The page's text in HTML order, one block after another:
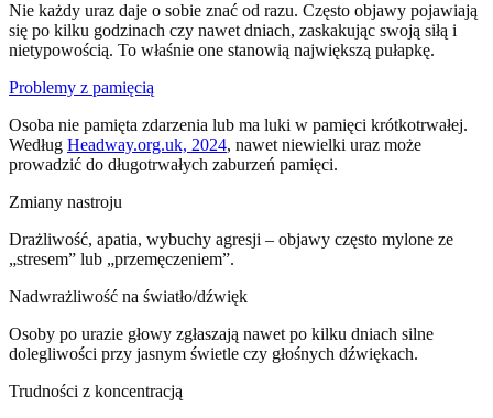
Nie każdy uraz daje o sobie znać od razu. Często objawy pojawiają
się po kilku godzinach czy nawet dniach, zaskakując swoją siłą i
nietypowością. To właśnie one stanowią największą pułapkę.
Problemy z pamięcią
Osoba nie pamięta zdarzenia lub ma luki w pamięci krótkotrwałej.
Według Headway.org.uk, 2024, nawet niewielki uraz może
prowadzić do długotrwałych zaburzeń pamięci.
Zmiany nastroju
Drażliwość, apatia, wybuchy agresji – objawy często mylone ze
„stresem” lub „przemęczeniem”.
Nadwrażliwość na światło/dźwięk
Osoby po urazie głowy zgłaszają nawet po kilku dniach silne
dolegliwości przy jasnym świetle czy głośnych dźwiękach.
Trudności z koncentracją